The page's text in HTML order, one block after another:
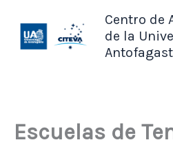
contenido
Centro de
de la
Escuelas de